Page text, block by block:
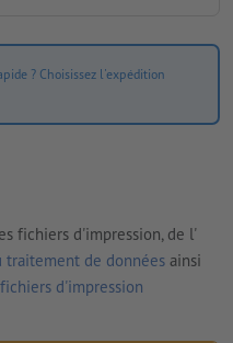
? Choisissez l'expédition
fichiers d'impression, de l'
traitement de données ainsi
d'impression